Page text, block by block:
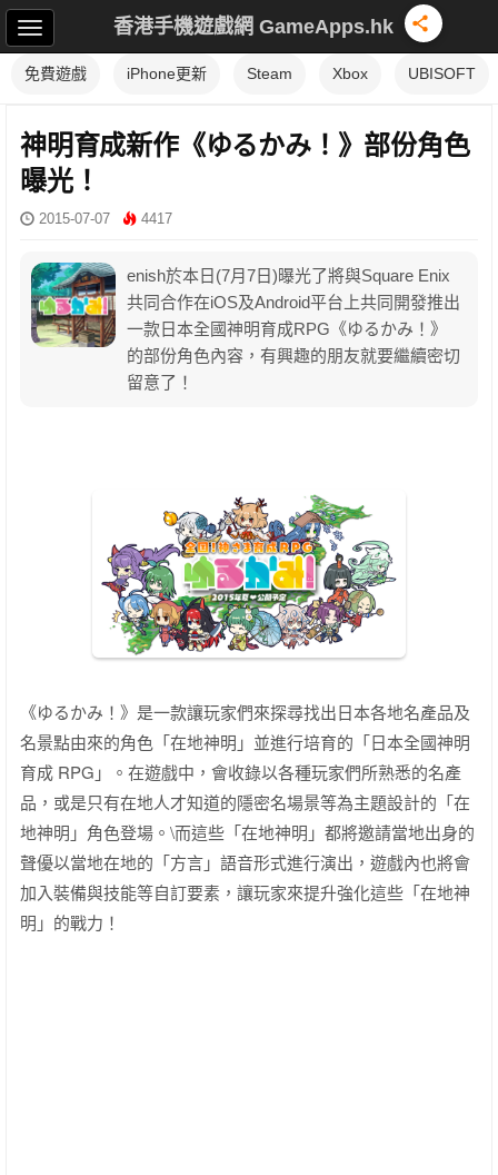
香港手機遊戲網 GameApps.hk
免費遊戲 iPhone更新 Steam Xbox UBISOFT
神明育成新作《ゆるかみ！》部份角色
曝光！
2015-07-07 4417
enish於本日(7月7日)曝光了將與Square Enix
共同合作在iOS及Android平台上共同開發推出
一款日本全國神明育成RPG《ゆるかみ！》
的部份角色內容，有興趣的朋友就要繼續密切
留意了！
《ゆるかみ！》是一款讓玩家們來探尋找出日本各地名產品及
名景點由來的角色「在地神明」並進行培育的「日本全國神明
育成 RPG」。在遊戲中，會收錄以各種玩家們所熟悉的名產
品，或是只有在地人才知道的隱密名場景等為主題設計的「在
地神明」角色登場。\而這些「在地神明」都將邀請當地出身的
聲優以當地在地的「方言」語音形式進行演出，遊戲內也將會
加入裝備與技能等自訂要素，讓玩家來提升強化這些「在地神
明」的戰力！